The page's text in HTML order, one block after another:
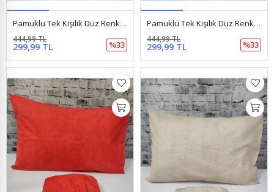
Pamuklu Tek Kişilik Düz Renk Lastikli Çarşaf Takımı Gülkurusu
299,99 TL
444,99 TL
%33
Pamuklu Tek Kişilik Düz Renk Lastikli Çarşaf Takımı Kahverengi
299,99 TL
444,99 TL
%33